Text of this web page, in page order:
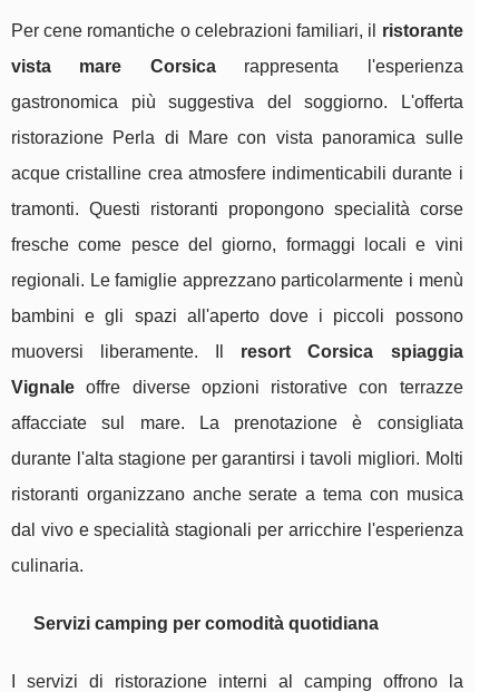
Per cene romantiche o celebrazioni familiari, il ristorante
vista mare Corsicarappresenta l'esperienza
gastronomica più suggestiva del soggiorno. L'offerta
ristorazione Perla di Mare con vista panoramica sulle
acque cristalline crea atmosfere indimenticabili durante i
tramonti. Questi ristoranti propongono specialità corse
fresche come pesce del giorno, formaggi locali e vini
regionali. Le famiglie apprezzano particolarmente i menù
bambini e gli spazi all'aperto dove i piccoli possono
muoversi liberamente. Il resort Corsica spiaggia
Vignale offre diverse opzioni ristorative con terrazze
affacciate sul mare. La prenotazione è consigliata
durante l'alta stagione per garantirsi i tavoli migliori. Molti
ristoranti organizzano anche serate a tema con musica
dal vivo e specialità stagionali per arricchire l'esperienza
culinaria.
Servizi camping per comodità quotidiana
I servizi di ristorazione interni al camping offrono la